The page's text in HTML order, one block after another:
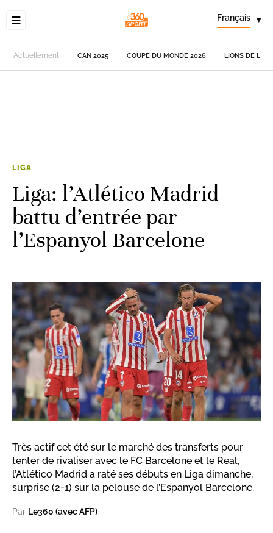
Français ▾
Actuellement CAN 2025 COUPE DU MONDE 2026 LIONS DE
LIGA
Liga: l’Atlético Madrid
battu d’entrée par
l’Espanyol Barcelone
Très actif cet été sur le marché des transferts pour
tenter de rivaliser avec le FC Barcelone et le Real,
l’Atlético Madrid a raté ses débuts en Liga dimanche,
surprise (2-1) sur la pelouse de l’Espanyol Barcelone.
Par Le360 (avec AFP)